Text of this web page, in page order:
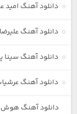
دانلود آهنگ امید
دانلود آهنگ
دانلود آهنگ سینا
دانلود آهنگ
دانلود آهنگ هوش